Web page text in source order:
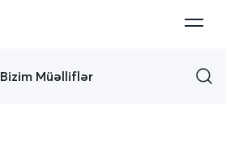
Bizim Müəlliflər